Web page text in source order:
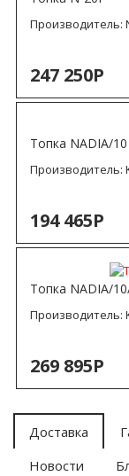
Производитель:
247 250Р
Топка NADIA/10
Производитель:
194 465Р
Топка NADIA/
Производитель:
269 895Р
Доставка
Новости